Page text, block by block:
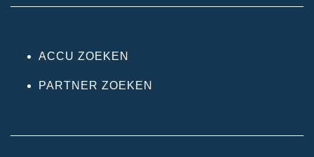
ACCU ZOEKEN
PARTNER ZOEKEN